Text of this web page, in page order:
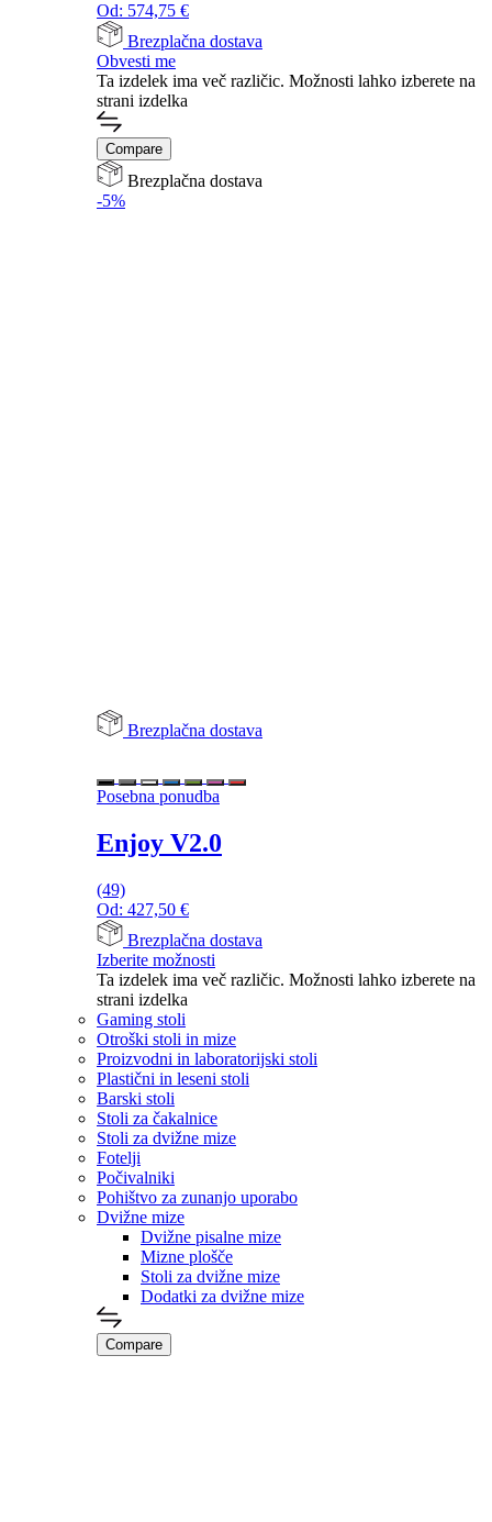
Od: 574,75 €
Brezplačna dostava
Obvesti me
Ta izdelek ima več različic. Možnosti lahko izberete na
strani izdelka
Compare
Brezplačna dostava
-5%
Brezplačna dostava
Posebna ponudba
Enjoy V2.0
(49)
Od: 427,50 €
Brezplačna dostava
Izberite možnosti
Ta izdelek ima več različic. Možnosti lahko izberete na
strani izdelka
Gaming stoli
Otroški stoli in mize
Proizvodni in laboratorijski stoli
Plastični in leseni stoli
Barski stoli
Stoli za čakalnice
Stoli za dvižne mize
Fotelji
Počivalniki
Pohištvo za zunanjo uporabo
Dvižne mize
Dvižne pisalne mize
Mizne plošče
Stoli za dvižne mize
Dodatki za dvižne mize
Compare